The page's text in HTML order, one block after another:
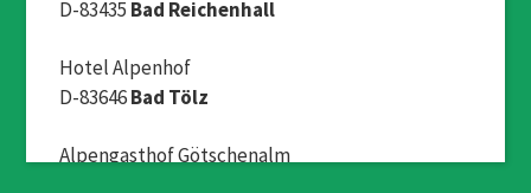
D-83435 Bad Reichenhall
Hotel Alpenhof
D-83646Bad Tölz
Alpengasthof Götschenalm